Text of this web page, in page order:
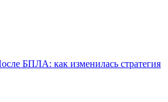
БПЛА: как изменилась стратегия